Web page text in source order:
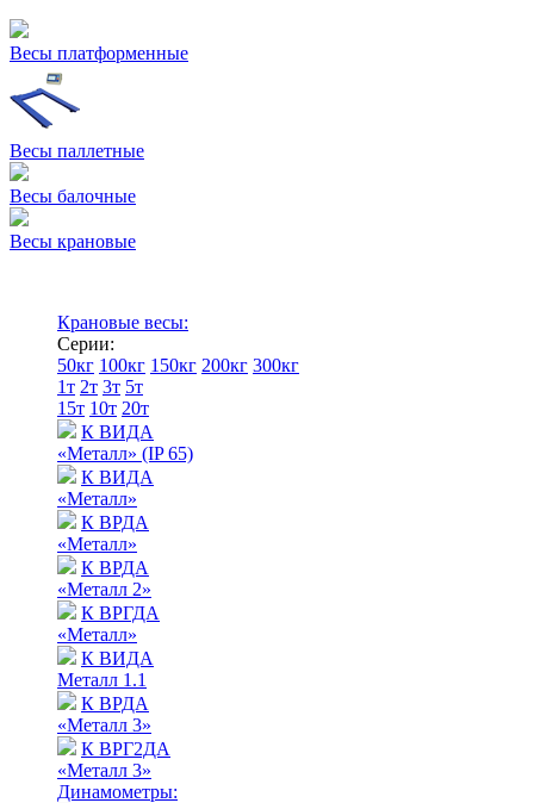
Весы платформенные
Весы паллетные
Весы балочные
Весы крановые
Крановые весы:
Серии:
50кг 100кг 150кг 200кг 300кг
1т 2т 3т 5т
15т 10т 20т
К ВИДА
«Металл» (IP 65)
К ВИДА
«Металл»
К ВРДА
«Металл»
К ВРДА
«Металл 2»
К ВРГДА
«Металл»
К ВИДА
Металл 1.1
К ВРДА
«Металл 3»
К ВРГ2ДА
«Металл 3»
Динамометры: